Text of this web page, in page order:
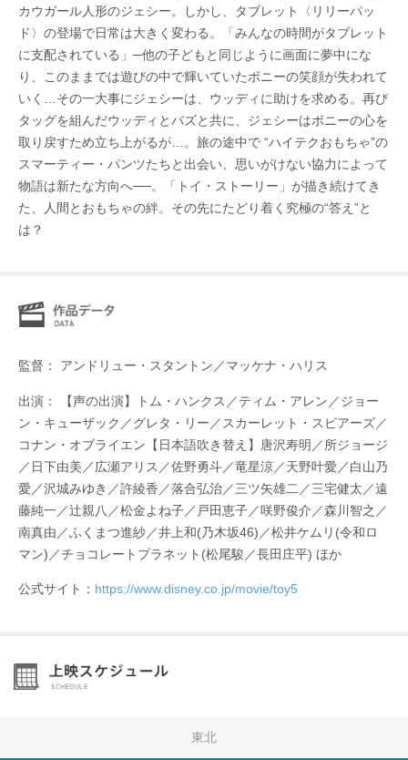
カウガール人形のジェシー。しかし、タブレット〈リリーパッ
ド〉の登場で日常は大きく変わる。「みんなの時間がタブレット
に支配されている」─他の子どもと同じように画面に夢中にな
り、このままでは遊びの中で輝いていたボニーの笑顔が失われて
いく…その一大事にジェシーは、ウッディに助けを求める。再び
タッグを組んだウッディとバズと共に、ジェシーはボニーの心を
取り戻すため立ち上がるが…。旅の途中で “ハイテクおもちゃ”の
スマーティー・パンツたちと出会い、思いがけない協力によって
物語は新たな方向へ──。「トイ・ストーリー」が描き続けてき
た、人間とおもちゃの絆。その先にたどり着く究極の“答え”と
は？
監督： アンドリュー・スタントン／マッケナ・ハリス
出演： 【声の出演】トム・ハンクス／ティム・アレン／ジョー
ン・キューザック／グレタ・リー／スカーレット・スピアーズ／
コナン・オブライエン【日本語吹き替え】唐沢寿明／所ジョージ
／日下由美／広瀬アリス／佐野勇斗／竜星涼／天野叶愛／白山乃
愛／沢城みゆき／許綾香／落合弘治／三ツ矢雄二／三宅健太／遠
藤純一／辻親八／松金よね子／戸田恵子／咲野俊介／森川智之／
南真由／ふくまつ進紗／井上和(乃木坂46)／松井ケムリ(令和ロ
マン)／チョコレートプラネット(松尾駿／長田庄平) ほか
公式サイト： https://www.disney.co.jp/movie/toy5
東北